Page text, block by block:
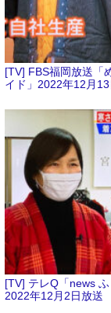
[TV] FBS福岡放送「
イド」2022年12月
[TV] テレQ「news ふ
2022年12月2日放送